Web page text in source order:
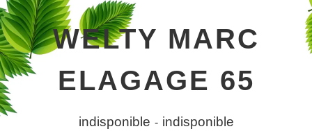
WELTY MARC
ELAGAGE 65
indisponible - indisponible